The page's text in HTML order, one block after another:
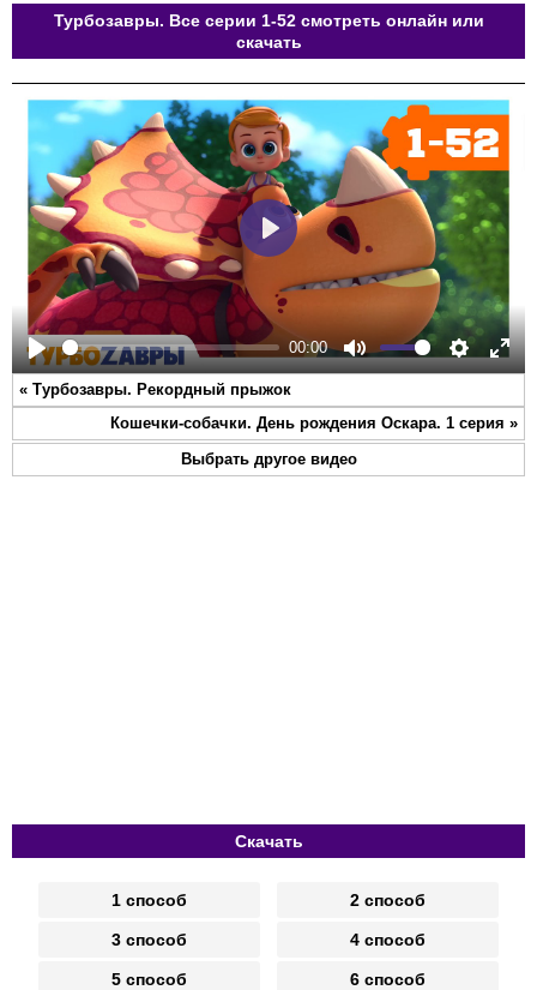
Турбозавры. Все серии 1-52 смотреть онлайн или
скачать
Play
00:00
Mute Settings
Play
« Турбозавры. Рекордный прыжок
Кошечки-собачки. День рождения Оскара. 1 серия »
Выбрать другое видео
Скачать
1 способ 2 способ
3 способ 4 способ
5 способ 6 способ